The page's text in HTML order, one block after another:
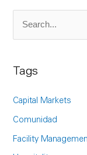
c
Tags
Capital Markets
Comunidad
Facility